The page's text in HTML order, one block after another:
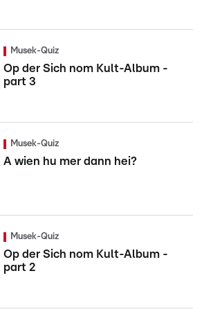
Musek-Quiz
Op der Sich nom Kult-Album -
part 3
Musek-Quiz
A wien hu mer dann hei?
Musek-Quiz
Op der Sich nom Kult-Album -
part 2